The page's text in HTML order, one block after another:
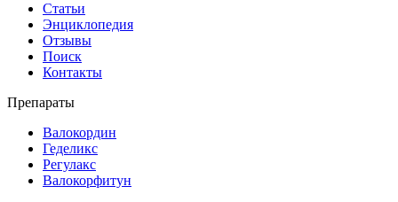
Статьи
Энциклопедия
Отзывы
Поиск
Контакты
Препараты
Валокордин
Геделикс
Регулакс
Валокорфитун